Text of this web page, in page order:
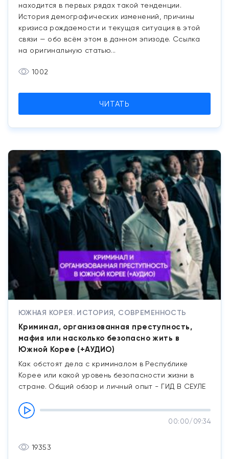
находится в первых рядах такой тенденции.
История демографических изменений, причины
кризиса рождаемости и текущая ситуация в этой
связи — обо всём этом в данном эпизоде. Ссылка
на оригинальную статью...
1002
ЧИТАТЬ
ЮЖНАЯ КОРЕЯ. ИСТОРИЯ, СОВРЕМЕННОСТЬ
Криминал, организованная преступность,
мафия или насколько безопасно жить в
Южной Корее (+АУДИО)
Как обстоят дела с криминалом в Республике
Корее или какой уровень безопасности жизни в
стране. Общий обзор и личный опыт - ГИД В СЕУЛЕ
00:00/ 09:34
19353